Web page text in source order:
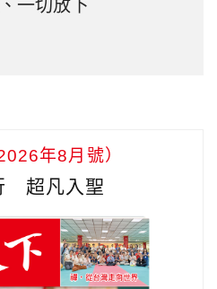
一切放下
年8月號）
超凡入聖